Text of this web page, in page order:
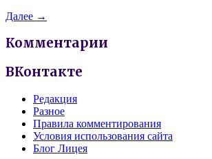
Далее →
Комментарии
ВКонтакте
Редакция
Разное
Правила комментирования
Условия использования сайта
Блог Лицея